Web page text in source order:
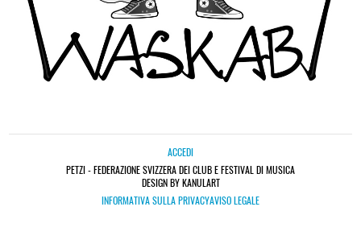
ACCEDI
PETZI - FEDERAZIONE SVIZZERA DEI CLUB E FESTIVAL DI MUSICA
DESIGN BY KANULART
INFORMATIVA SULLA PRIVACYAVISO LEGALE